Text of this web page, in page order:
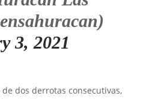
3, 2021
dos derrotas consecutivas,